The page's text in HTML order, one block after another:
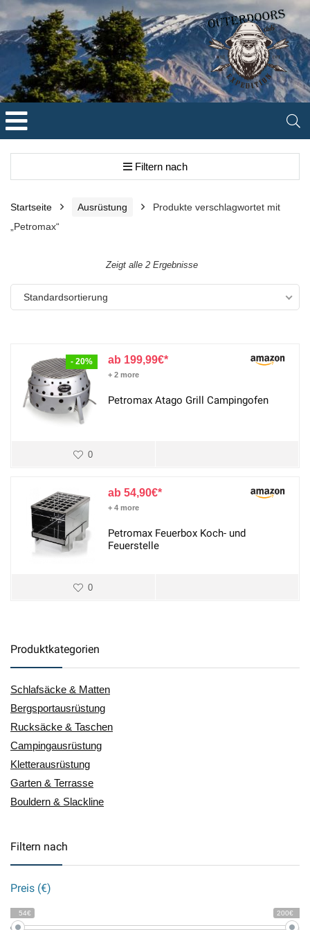
Filtern nach
Startseite Ausrüstung
Produkte verschlagwortet mit
„Petromax“
Zeigt alle 2 Ergebnisse
Standardsortierung
- 20% 199,99€
+ 2 more
Petromax Atago Grill Campingofen
0
54,90€
+ 4 more
Petromax Feuerbox Koch- und
Feuerstelle
0
Produktkategorien
Schlafsäcke & Matten
Bergsportausrüstung
Rucksäcke & Taschen
Campingausrüstung
Kletterausrüstung
Garten & Terrasse
Bouldern & Slackline
Filtern nach
Preis (€)
54€ 200€